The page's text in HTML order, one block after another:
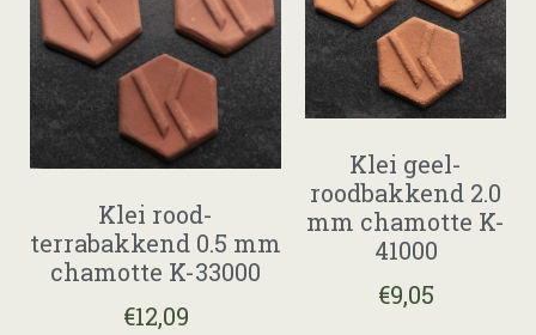
Klei rood-
terrabakkend 0.5 mm
chamotte K-33000
€12,09
Klei geel-
roodbakkend 2.0
mm chamotte K-
41000
€9,05